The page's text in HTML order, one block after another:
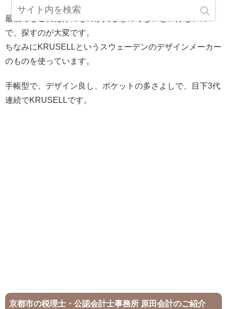
最低でもこれだけのものが入るものでないといけないの
で、探すのが大変です。
ちなみにKRUSELLというスウェーデンのデザインメーカー
のものを使っています。
手帳型で、デザイン良し、ポケットの多さよしで、目下3代
連続でKRUSELLです。
京都市の税理士・公認会計士事務所 原田会計のご紹介